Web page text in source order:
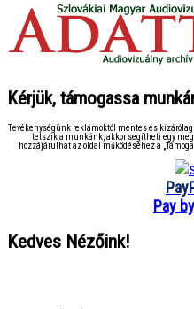
Kérjük, támogassa
Tevékenységünk reklámoktól mentes és
tetszik a munkánk, akkor segítheti egy
hozzájárulhat az oldal működéséhez a
Pay
Kedves Nézőink!